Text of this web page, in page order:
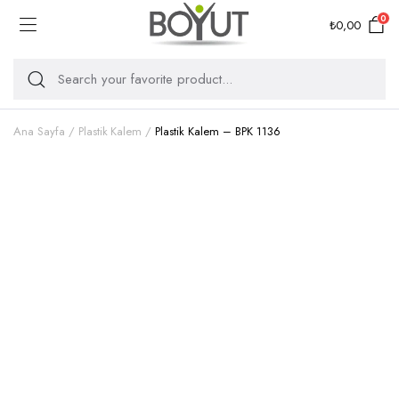
₺0,00 0
Ana Sayfa Plastik Kalem Plastik Kalem – BPK 1136